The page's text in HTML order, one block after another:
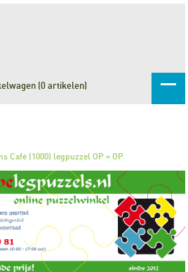
(0 artikelen)
Café (1000) legpuzzel OP = OP